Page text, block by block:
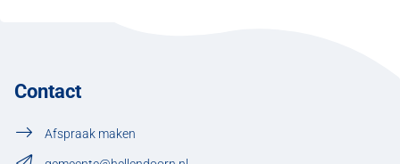
Contact
Afspraak maken